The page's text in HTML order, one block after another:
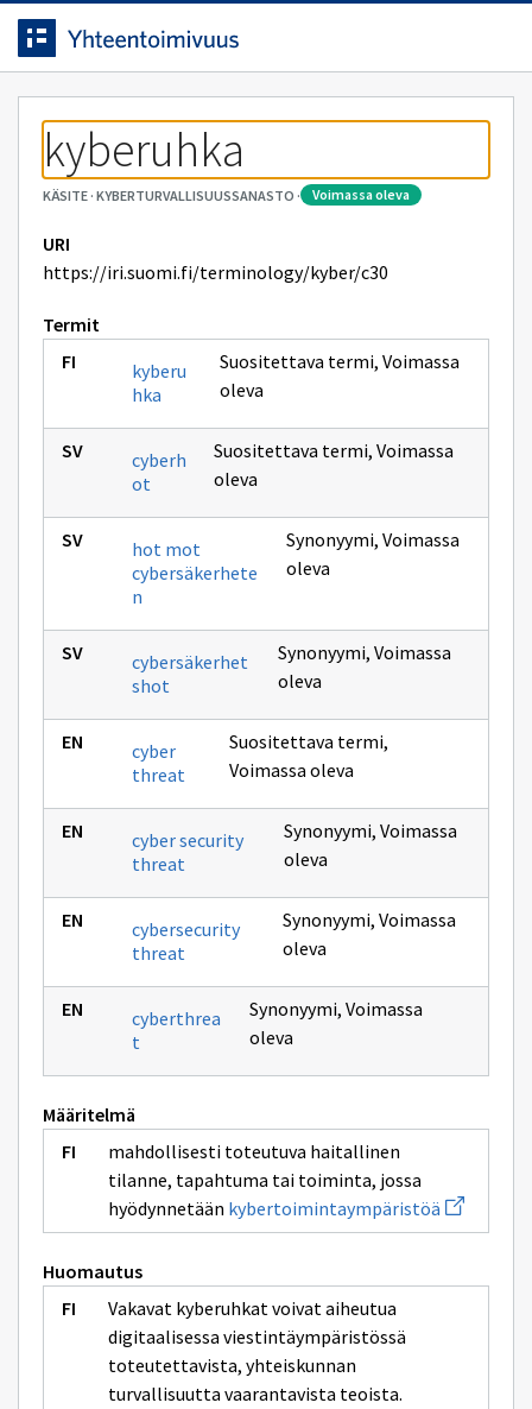
Siirrytty
sivulle
Siirry suoraan sisältöön.
kyberuhka
KÄSITE· KYBERTURVALLISUUSSANASTO · voimassa oleva
URI
https://iri.suomi.fi/terminology/kyber/c30
Termit
kyberu
hka
Suositettava termi,Voimassa
oleva
cyberh
ot
Suositettava termi, Voimassa
oleva
hot mot
cybersäkerhete
n
Synonyymi, Voimassa
oleva
cybersäkerhet
shot
Synonyymi,Voimassa
oleva
cyber
threat
Suositettava termi,
Voimassa oleva
cyber security
threat
Synonyymi,Voimassa
oleva
cybersecurity
threat
Synonyymi,Voimassa
oleva
cyberthrea
t
Synonyymi, Voimassa
oleva
Määritelmä
mahdollisesti toteutuva haitallinen
tilanne, tapahtuma tai toiminta, jossa
hyödynnetään kybertoimintaympäristöä Avaa
uuden
ikkunan
Huomautus
Vakavat kyberuhkat voivat aiheutua
digitaalisessa viestintäympäristössä
toteutettavista, yhteiskunnan
turvallisuutta vaarantavista teoista.